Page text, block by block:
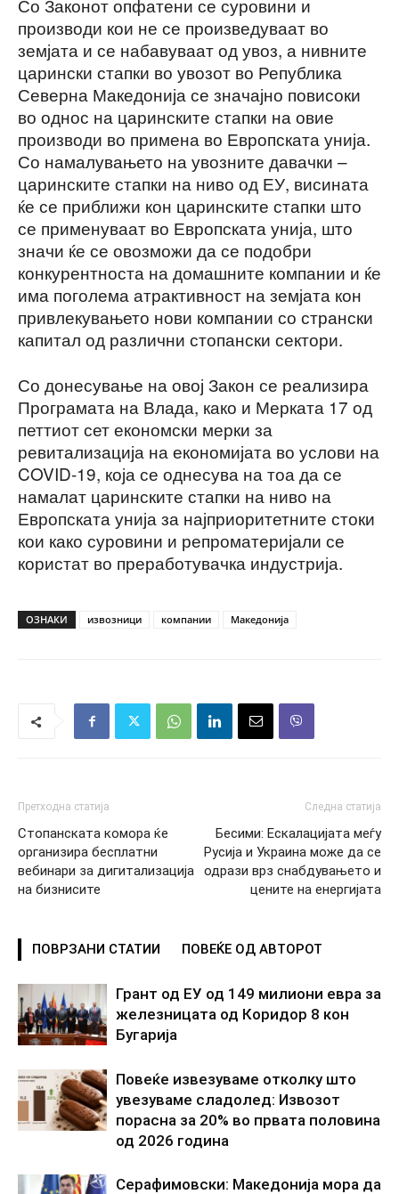
Со Законот опфатени се суровини и
производи кои не се произведуваат во
земјата и се набавуваат од увоз, а нивните
царински стапки во увозот во Република
Северна Македонија се значајно повисоки
во однос на царинските стапки на овие
производи во примена во Европската унија.
Со намалувањето на увозните давачки –
царинските стапки на ниво од ЕУ, висината
ќе се приближи кон царинските стапки што
се применуваат во Европската унија, што
значи ќе се овозможи да се подобри
конкурентноста на домашните компании и ќе
има поголема атрактивност на земјата кон
привлекувањето нови компании со странски
капитал од различни стопански сектори.
Со донесување на овој Закон се реализира
Програмата на Влада, како и Мерката 17 од
петтиот сет економски мерки за
ревитализација на економијата во услови на
COVID-19, која се однесува на тоа да се
намалат царинските стапки на ниво на
Европската унија за најприоритетните стоки
кои како суровини и репроматеријали се
користат во преработувачка индустрија.
ОЗНАКИ извозници компании Македонија
Претходна статија
Стопанската комора ќе
организира бесплатни
вебинари за дигитализација
на бизнисите
Следна статија
Бесими: Ескалацијата меѓу
Русија и Украина може да се
одрази врз снабдувањето и
цените на енергијата
ПОВРЗАНИ СТАТИИ ПОВЕЌЕ ОД АВТОРОТ
Грант од ЕУ од 149 милиони евра за
железницата од Коридор 8 кон
Бугарија
Повеќе извезуваме отколку што
увезуваме сладолед: Извозот
порасна за 20% во првата половина
од 2026 година
Серафимовски: Македонија мора да